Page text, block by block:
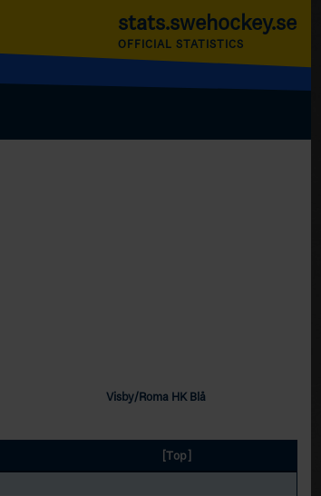
stats.swehockey.se
OFFICIAL STATISTICS
Visby/Roma HK Blå
[Top]